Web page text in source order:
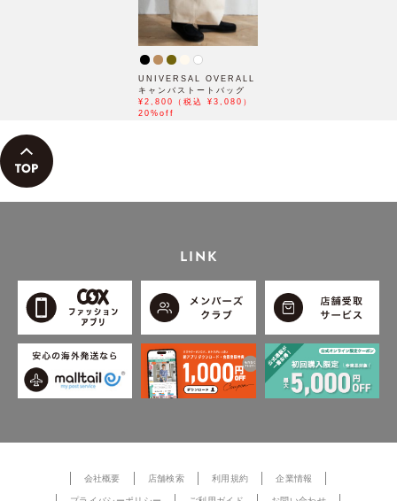
UNIVERSAL OVERALL
キャンバストートバッグ
¥2,800（税込 ¥3,080）
20%off
LINK
会社概要 店舗検索 利用規約 企業情報